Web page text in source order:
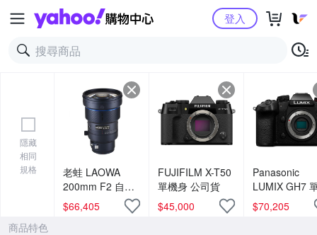
Yahoo購物中心登入
隱藏
相同
規格
老蛙 LAOWA
200mm F2 自動
對焦全畫幅鏡頭
公司貨
$66,405
FUJIFILM X-T50
單機身 公司貨
$45,000
Panasonic
LUMIX GH7
身 公司貨 DC-
GH7
$70,205
商品特色